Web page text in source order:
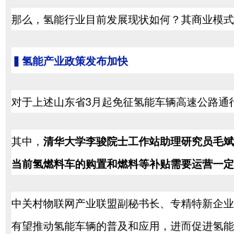
那么，氢能行业目前发展现状如何？其商业模
▍氢能产业政策发布加快
对于上述山东省3月起免征氢能车辆高速公路通
其中， 清华大学李骏院士工作站助理研究员毛
当前氢燃料车的购置和燃料等补贴需要运营一
中关村物联网产业联盟副秘书长、专精特新企
有望推动氢能车辆的普及和应用，进而促进氢